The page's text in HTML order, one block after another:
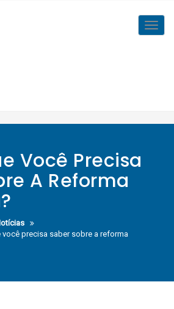
Você Precisa
A Reforma
você precisa saber sobre a reforma